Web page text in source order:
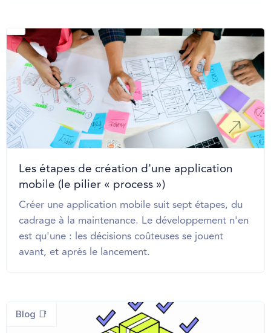
Les étapes de création d'une application
mobile (le pilier « process »)
Créer une application mobile suit sept étapes, du
cadrage à la maintenance. Le développement n'en
est qu'une : les décisions coûteuses se jouent
avant, et après le lancement.
Blog 📑